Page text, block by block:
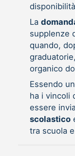
La
supplenze
quando,
organico
Essendo
ha i vincoli
essere
scolastico
tra scuola